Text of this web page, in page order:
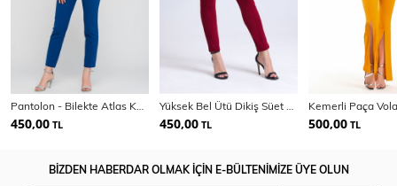
450,00 TL 450,00 TL 500,00 TL
BİZDEN HABERDAR OLMAK İÇİN E-BÜLTENİMİZE ÜYE OLUN